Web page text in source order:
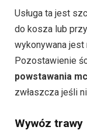
Usługa ta jest
do kosza lub
wykonywana jest
Pozostawienie
powstawania
zwłaszcza jeśli
Wywóz trawy